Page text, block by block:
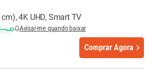
4K UHD, Smart TV
Avisar-me quando baixar
Comprar Agora